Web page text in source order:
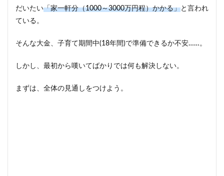
4
資金
保は
や
資保
だいたい「家一軒分（1000～3000万円程）かかる」と言われ
ている。
そんな大金、子育て期間中(18年間)で準備できるか不安……。
しかし、最初から嘆いてばかりでは何も解決しない。
まずは、全体の見通しをつけよう。